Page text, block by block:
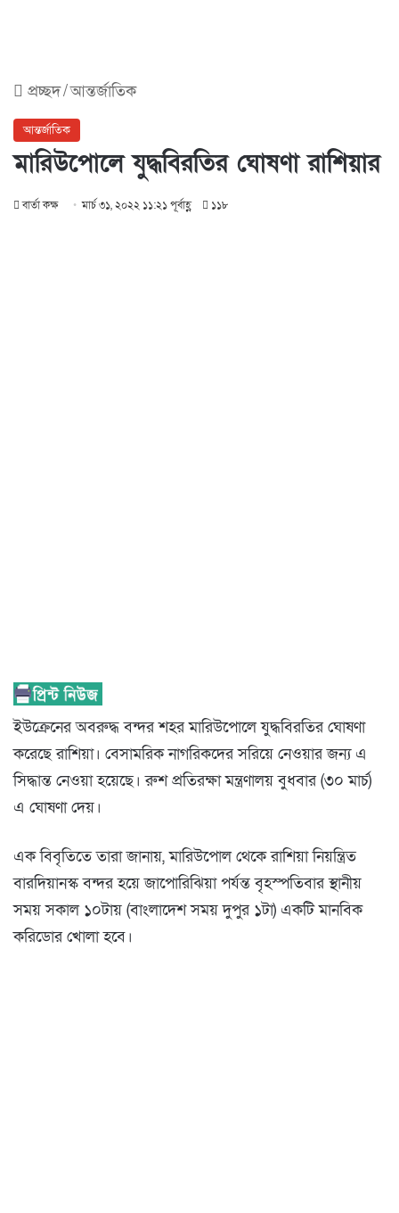
প্রচ্ছদ/আন্তর্জাতিক
আন্তর্জাতিক
মারিউপোলে যুদ্ধবিরতির ঘোষণা রাশিয়ার
বার্তা কক্ষ মার্চ ৩১, ২০২২ ১১:২১ পূর্বাহ্ণ ১১৮
ইউক্রেনের অবরুদ্ধ বন্দর শহর মারিউপোলে যুদ্ধবিরতির ঘোষণা
করেছে রাশিয়া। বেসামরিক নাগরিকদের সরিয়ে নেওয়ার জন্য এ
সিদ্ধান্ত নেওয়া হয়েছে। রুশ প্রতিরক্ষা মন্ত্রণালয় বুধবার (৩০ মার্চ)
এ ঘোষণা দেয়।
এক বিবৃতিতে তারা জানায়, মারিউপোল থেকে রাশিয়া নিয়ন্ত্রিত
বারদিয়ানস্ক বন্দর হয়ে জাপোরিঝিয়া পর্যন্ত বৃহস্পতিবার স্থানীয়
সময় সকাল ১০টায় (বাংলাদেশ সময় দুপুর ১টা) একটি মানবিক
করিডোর খোলা হবে।